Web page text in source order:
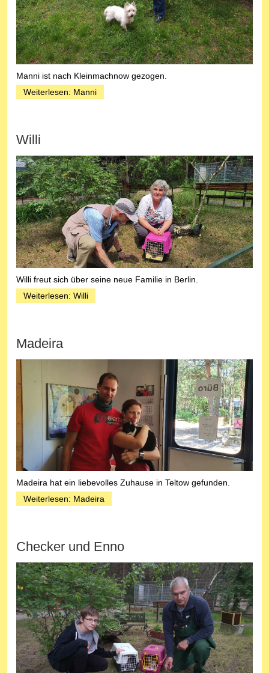
Manni ist nach Kleinmachnow gezogen.
Weiterlesen: Manni
Willi
Willi freut sich über seine neue Familie in Berlin.
Weiterlesen: Willi
Madeira
Madeira hat ein liebevolles Zuhause in Teltow gefunden.
Weiterlesen: Madeira
Checker und Enno